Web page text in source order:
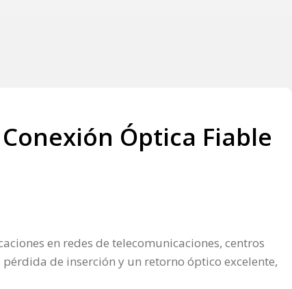
Óptica Fiable
en redes de telecomunicaciones, centros
de inserción y un retorno óptico excelente,